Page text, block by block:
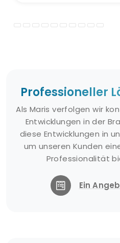
Professioneller
Als Maris verfolgen wir
Entwicklungen in der
diese Entwicklungen in
um unseren Kunden
Professionalität
Ein